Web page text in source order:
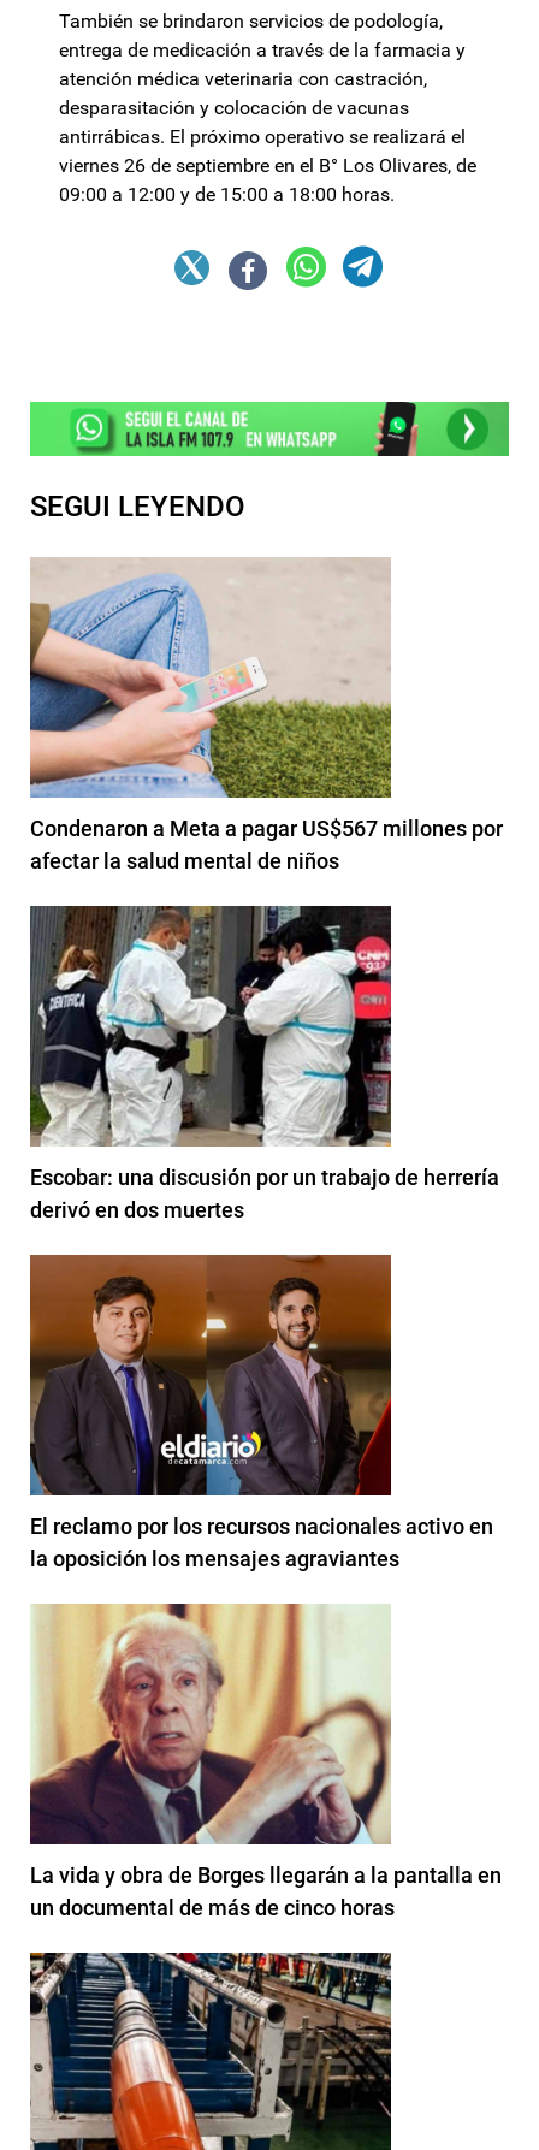
También se brindaron servicios de podología,
entrega de medicación a través de la farmacia y
atención médica veterinaria con castración,
desparasitación y colocación de vacunas
antirrábicas. El próximo operativo se realizará el
viernes 26 de septiembre en el B° Los Olivares, de
09:00 a 12:00 y de 15:00 a 18:00 horas.
SEGUI LEYENDO
Condenaron a Meta a pagar US$567 millones por
afectar la salud mental de niños
Escobar: una discusión por un trabajo de herrería
derivó en dos muertes
El reclamo por los recursos nacionales activo en
la oposición los mensajes agraviantes
La vida y obra de Borges llegarán a la pantalla en
un documental de más de cinco horas